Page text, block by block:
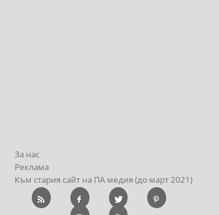
За нас
Реклама
Към стария сайт на ПА медия (до март 2021)